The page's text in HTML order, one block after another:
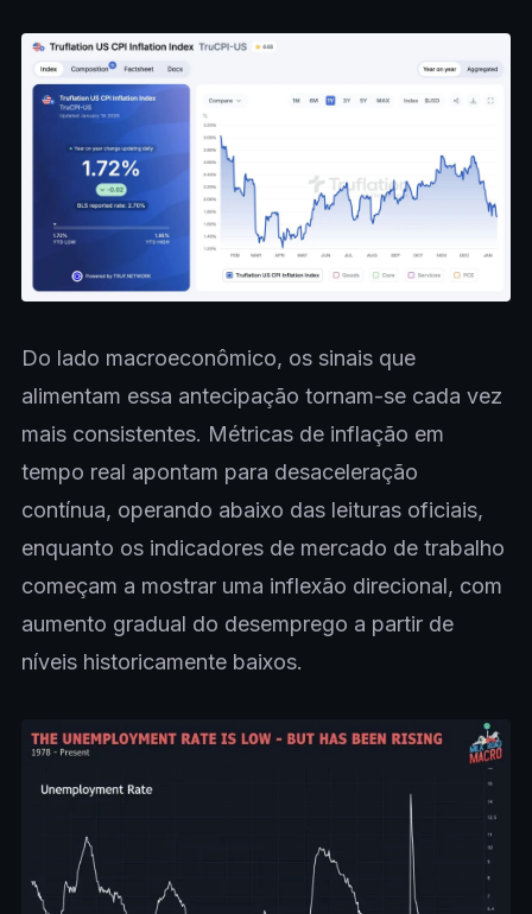
Do lado macroeconômico, os sinais que
alimentam essa antecipação tornam-se cada vez
mais consistentes. Métricas de inflação em
tempo real apontam para desaceleração
contínua, operando abaixo das leituras oficiais,
enquanto os indicadores de mercado de trabalho
começam a mostrar uma inflexão direcional, com
aumento gradual do desemprego a partir de
níveis historicamente baixos.